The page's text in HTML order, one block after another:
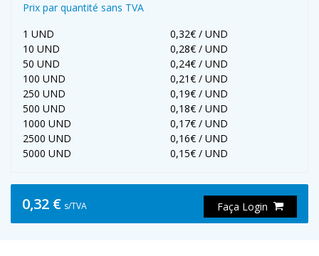
Prix par quantité sans TVA
1 UND
0,32€ / UND
10 UND
0,28€ / UND
50 UND
0,24€ / UND
100 UND
0,21€ / UND
250 UND
0,19€ / UND
500 UND
0,18€ / UND
1000 UND
0,17€ / UND
2500 UND
0,16€ / UND
5000 UND
0,15€ / UND
0,32 € s/TVA Faça Login